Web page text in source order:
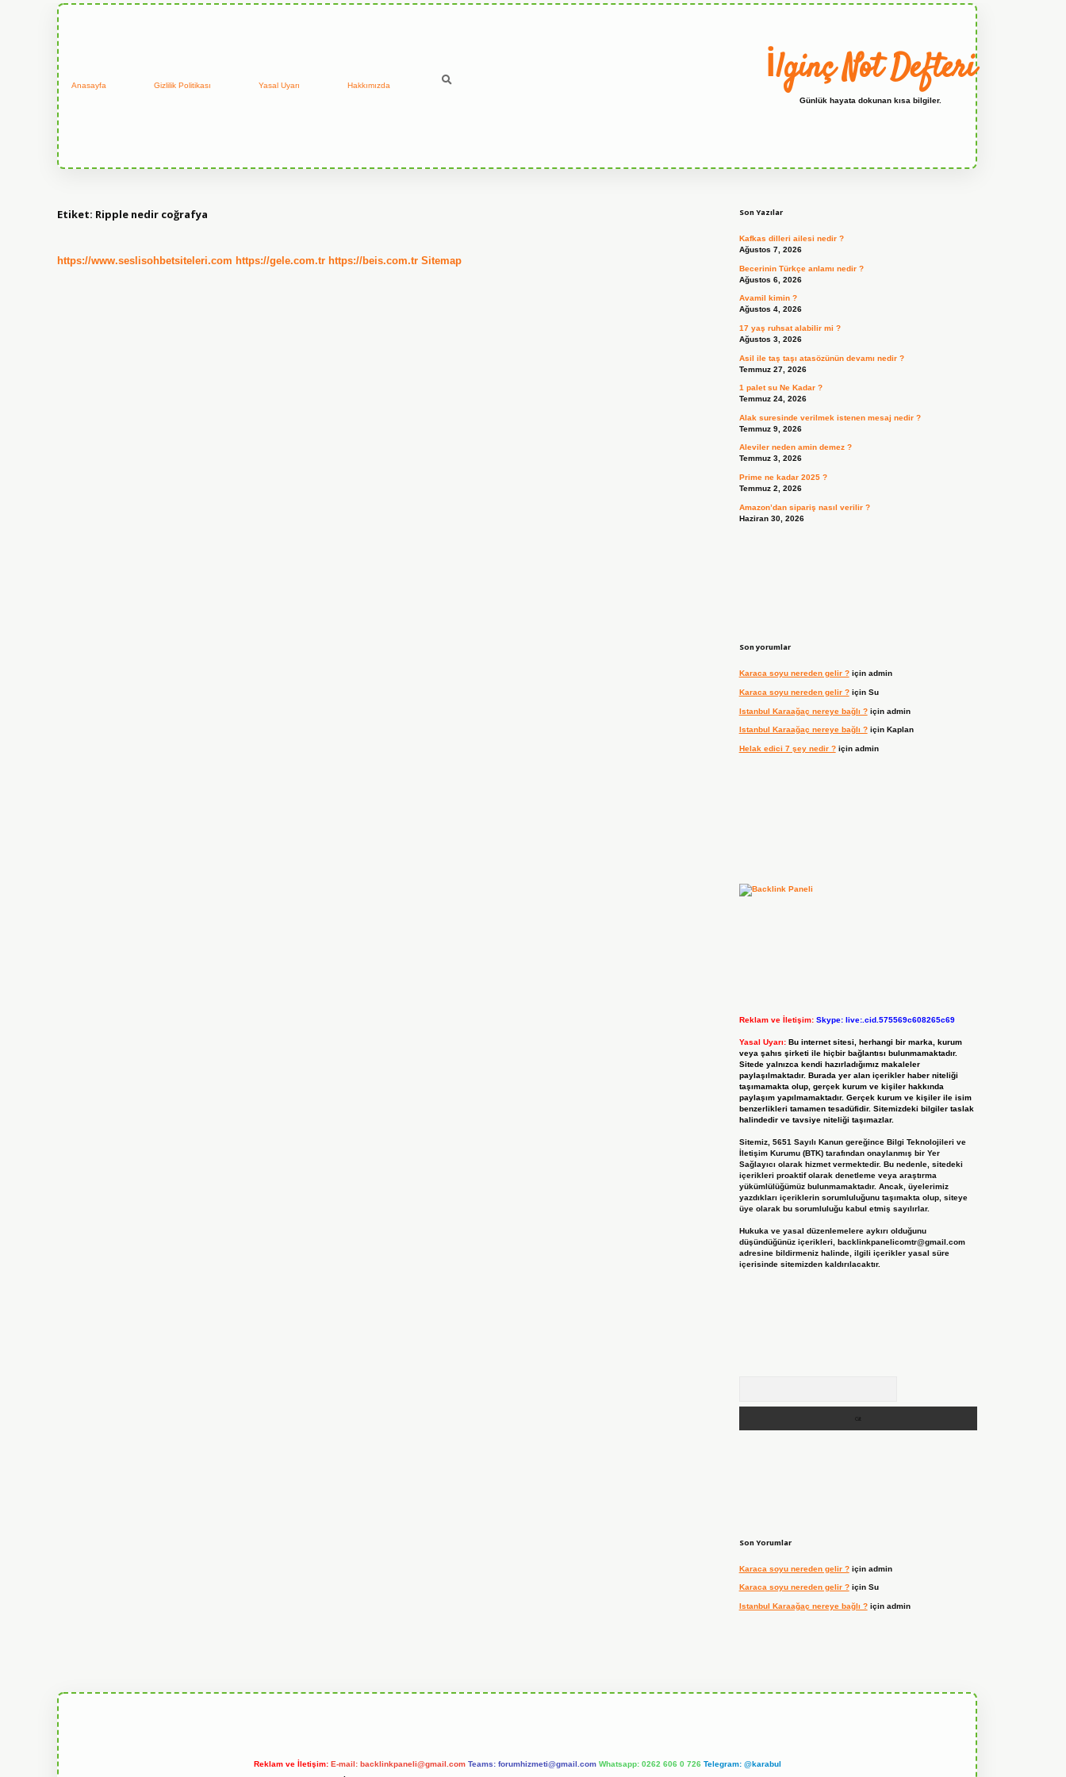
Anasayfa Gizlilik Politikası Yasal Uyarı Hakkımızda İlginç Not Defteri
Günlük hayata dokunan kısa bilgiler.
Etiket: Ripple nedir coğrafya
https://www.seslisohbetsiteleri.com https://gele.com.tr https://beis.com.tr Sitemap
Son Yazılar
Kafkas dilleri ailesi nedir ?
Ağustos 7, 2026
Becerinin Türkçe anlamı nedir ?
Ağustos 6, 2026
Avamil kimin ?
Ağustos 4, 2026
17 yaş ruhsat alabilir mi ?
Ağustos 3, 2026
Asil ile taş taşı atasözünün devamı nedir ?
Temmuz 27, 2026
1 palet su Ne Kadar ?
Temmuz 24, 2026
Alak suresinde verilmek istenen mesaj nedir ?
Temmuz 9, 2026
Aleviler neden amin demez ?
Temmuz 3, 2026
Prime ne kadar 2025 ?
Temmuz 2, 2026
Amazon’dan sipariş nasıl verilir ?
Haziran 30, 2026
Son yorumlar
Karaca soyu nereden gelir ?için admin
Karaca soyu nereden gelir ?için Su
Istanbul Karaağaç nereye bağlı ?için admin
Istanbul Karaağaç nereye bağlı ?için Kaplan
Helak edici 7 şey nedir ?için admin
Reklam ve İletişim: Skype: live:.cid.575569c608265c69
Yasal Uyarı: Bu internet sitesi, herhangi bir marka, kurum
veya şahıs şirketi ile hiçbir bağlantısı bulunmamaktadır.
Sitede yalnızca kendi hazırladığımız makaleler
paylaşılmaktadır. Burada yer alan içerikler haber niteliği
taşımamakta olup, gerçek kurum ve kişiler hakkında
paylaşım yapılmamaktadır. Gerçek kurum ve kişiler ile isim
benzerlikleri tamamen tesadüfidir. Sitemizdeki bilgiler taslak
halindedir ve tavsiye niteliği taşımazlar.
Sitemiz, 5651 Sayılı Kanun gereğince Bilgi Teknolojileri ve
İletişim Kurumu (BTK) tarafından onaylanmış bir Yer
Sağlayıcı olarak hizmet vermektedir. Bu nedenle, sitedeki
içerikleri proaktif olarak denetleme veya araştırma
yükümlülüğümüz bulunmamaktadır. Ancak, üyelerimiz
yazdıkları içeriklerin sorumluluğunu taşımakta olup, siteye
üye olarak bu sorumluluğu kabul etmiş sayılırlar.
Hukuka ve yasal düzenlemelere aykırı olduğunu
düşündüğünüz içerikleri, backlinkpanelicomtr@gmail.com
adresine bildirmeniz halinde, ilgili içerikler yasal süre
içerisinde sitemizden kaldırılacaktır.
Son Yorumlar
Karaca soyu nereden gelir ?için admin
Karaca soyu nereden gelir ?için Su
Istanbul Karaağaç nereye bağlı ?için admin
Reklam ve İletişim: E-mail: backlinkpaneli@gmail.com Teams: forumhizmeti@gmail.com Whatsapp: 0262 606 0 726 Telegram: @karabul